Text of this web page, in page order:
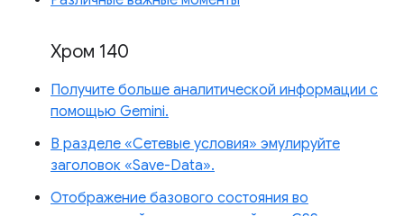
Хром 140
Получите больше аналитической информации с
помощью Gemini.
В разделе «Сетевые условия» эмулируйте
заголовок «Save-Data».
Отображение базового состояния во